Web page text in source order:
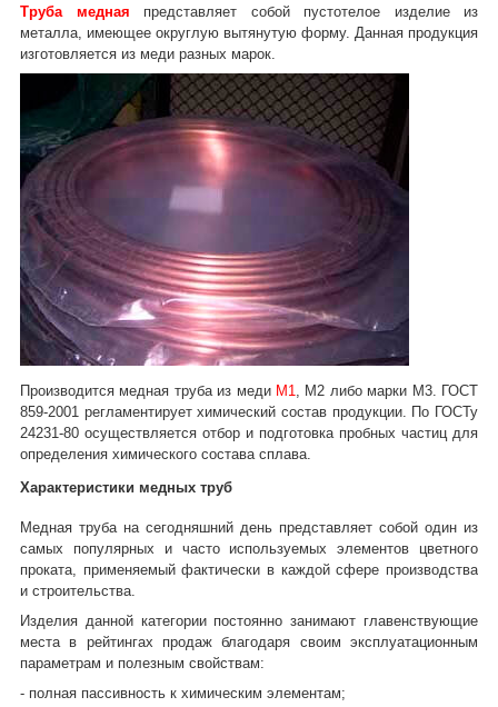
Труба медная представляет собой пустотелое изделие из
металла, имеющее округлую вытянутую форму. Данная продукция
изготовляется из меди разных марок.
Производится медная труба из меди М1, М2 либо марки М3. ГОСТ
859-2001 регламентирует химический состав продукции. По ГОСТу
24231-80 осуществляется отбор и подготовка пробных частиц для
определения химического состава сплава.
Характеристики медных труб
Медная труба на сегодняшний день представляет собой один из
самых популярных и часто используемых элементов цветного
проката, применяемый фактически в каждой сфере производства
и строительства.
Изделия данной категории постоянно занимают главенствующие
места в рейтингах продаж благодаря своим эксплуатационным
параметрам и полезным свойствам:
- полная пассивность к химическим элементам;